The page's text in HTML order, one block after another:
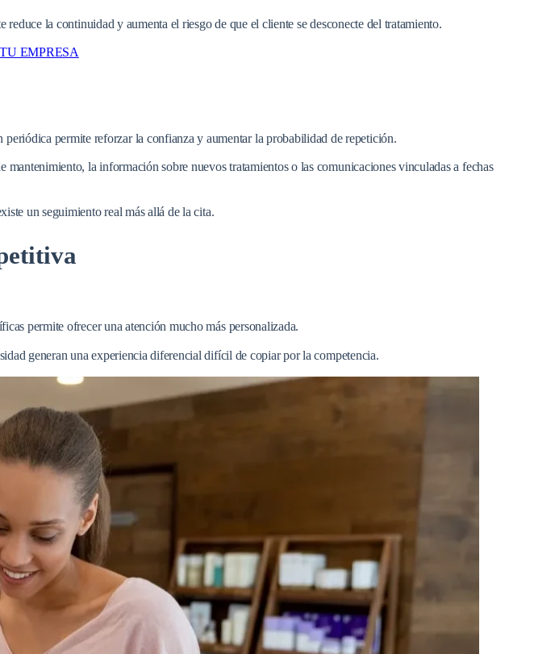
la continuidad y aumenta el riesgo de que el cliente se desconecte del tratamiento.
EMPRESA
periódica permite reforzar la confianza y aumentar la probabilidad de repetición.
la información sobre nuevos tratamientos o las comunicaciones vinculadas a fechas
un seguimiento real más allá de la cita.
permite ofrecer una atención mucho más personalizada.
generan una experiencia diferencial difícil de copiar por la competencia.